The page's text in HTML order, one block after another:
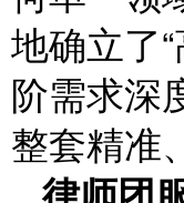
地确立了
阶需求深
整套精准